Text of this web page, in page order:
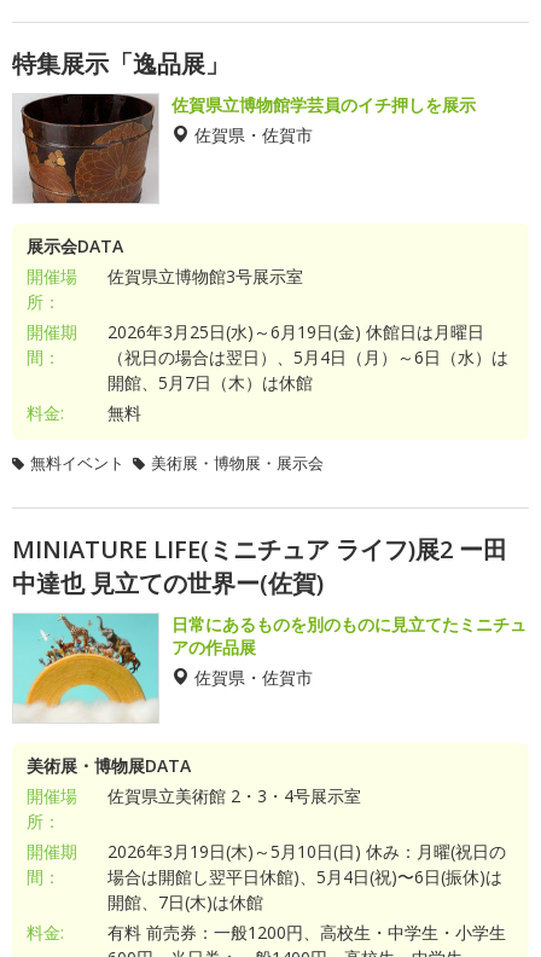
特集展示「逸品展」
佐賀県立博物館学芸員のイチ押しを展示
佐賀県・佐賀市
展示会DATA
開催場
所：
佐賀県立博物館3号展示室
開催期
間：
2026年3月25日(水)～6月19日(金) 休館日は月曜日
（祝日の場合は翌日）、5月4日（月）～6日（水）は
開館、5月7日（木）は休館
料金:
無料
無料イベント 美術展・博物展・展示会
MINIATURE LIFE(ミニチュア ライフ)展2 ー田
中達也 見立ての世界ー(佐賀)
日常にあるものを別のものに見立てたミニチュ
アの作品展
佐賀県・佐賀市
美術展・博物展DATA
開催場
所：
佐賀県立美術館 2・3・4号展示室
開催期
間：
2026年3月19日(木)～5月10日(日) 休み：月曜(祝日の
場合は開館し翌平日休館)、5月4日(祝)〜6日(振休)は
開館、7日(木)は休館
料金:
有料 前売券：一般1200円、高校生・中学生・小学生